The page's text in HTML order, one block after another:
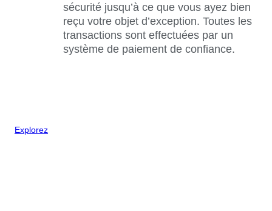
sécurité jusqu’à ce que vous ayez bien
reçu votre objet d’exception. Toutes les
transactions sont effectuées par un
système de paiement de confiance.
Explorez